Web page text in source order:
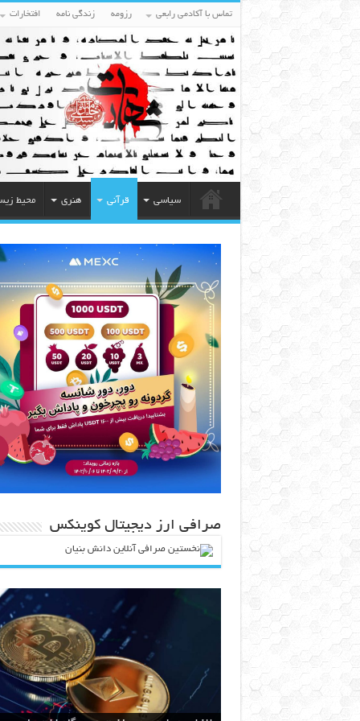
تماس با آکادمی رابعی رزومه زندگی نامه افتخارات
سیاسی قرآنی هنری محیط
صرافی ارز دیجیتال کوینکس